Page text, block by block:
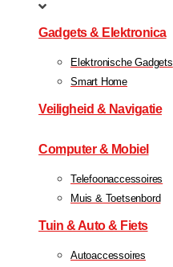
Gadgets & Elektronica
Elektronische Gadgets
Smart Home
Veiligheid & Navigatie
Computer & Mobiel
Telefoonaccessoires
Muis & Toetsenbord
Tuin & Auto & Fiets
Autoaccessoires